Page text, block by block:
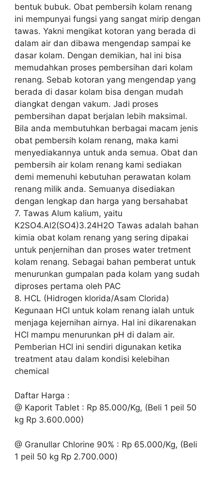
bentuk bubuk. Obat pembersih kolam renang
ini mempunyai fungsi yang sangat mirip dengan
tawas. Yakni mengikat kotoran yang berada di
dalam air dan dibawa mengendap sampai ke
dasar kolam. Dengan demikian, hal ini bisa
memudahkan proses pembersihan dari kolam
renang. Sebab kotoran yang mengendap yang
berada di dasar kolam bisa dengan mudah
diangkat dengan vakum. Jadi proses
pembersihan dapat berjalan lebih maksimal.
Bila anda membutuhkan berbagai macam jenis
obat pembersih kolam renang, maka kami
menyediakannya untuk anda semua. Obat dan
pembersih air kolam renang kami sediakan
demi memenuhi kebutuhan perawatan kolam
renang milik anda. Semuanya disediakan
dengan lengkap dan harga yang bersahabat
7. Tawas Alum kalium, yaitu
K2SO4.Al2(SO4)3.24H2O Tawas adalah bahan
kimia obat kolam renang yang sering dipakai
untuk penjernihan dan proses water tretment
kolam renang. Sebagai bahan pemberat untuk
menurunkan gumpalan pada kolam yang sudah
diproses pertama oleh PAC
8. HCL (Hidrogen klorida/Asam Clorida)
Kegunaan HCl untuk kolam renang ialah untuk
menjaga kejernihan airnya. Hal ini dikarenakan
HCl mampu menurunkan pH di dalam air.
Pemberian HCl ini sendiri digunakan ketika
treatment atau dalam kondisi kelebihan
chemical
Daftar Harga :
@ Kaporit Tablet : Rp 85.000/Kg, (Beli 1 peil 50
kg Rp 3.600.000)
@ Granullar Chlorine 90% : Rp 65.000/Kg, (Beli
1 peil 50 kg Rp 2.700.000)